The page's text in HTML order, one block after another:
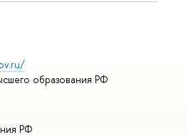
образования РФ
РФ